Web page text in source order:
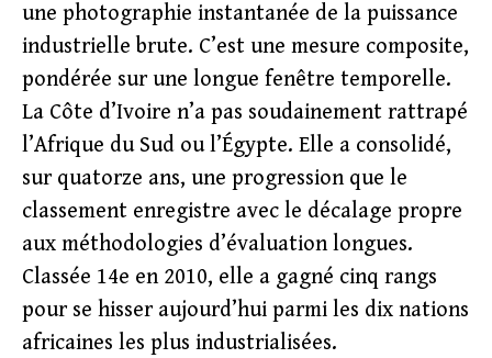
une photographie instantanée de la puissance
industrielle brute. C’est une mesure composite,
pondérée sur une longue fenêtre temporelle.
La Côte d’Ivoire n’a pas soudainement rattrapé
l’Afrique du Sud ou l’Égypte. Elle a consolidé,
sur quatorze ans, une progression que le
classement enregistre avec le décalage propre
aux méthodologies d’évaluation longues.
Classée 14e en 2010, elle a gagné cinq rangs
pour se hisser aujourd’hui parmi les dix nations
africaines les plus industrialisées.